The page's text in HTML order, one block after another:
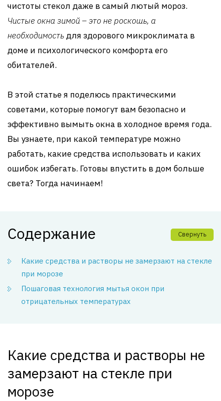
чистоты стекол даже в самый лютый мороз.
Чистые окна зимой – это не роскошь, а
необходимостьдля здорового микроклимата в
доме и психологического комфорта его
обитателей.
В этой статье я поделюсь практическими
советами, которые помогут вам безопасно и
эффективно вымыть окна в холодное время года.
Вы узнаете, при какой температуре можно
работать, какие средства использовать и каких
ошибок избегать. Готовы впустить в дом больше
света? Тогда начинаем!
Содержание Свернуть
Какие средства и растворы не замерзают на стекле
при морозе
Пошаговая технология мытья окон при
отрицательных температурах
Какие средства и растворы не
замерзают на стекле при
морозе